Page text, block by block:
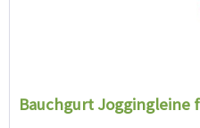
Bauchgurt Joggingleine